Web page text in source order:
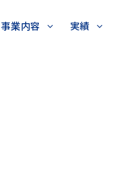
事業内容 実績